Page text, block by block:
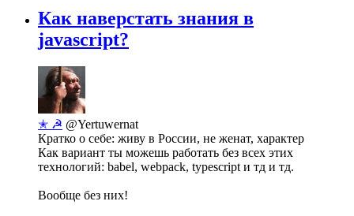
Как наверстать знания в
javascript?
✭ ☭ @Yertuwernat
Кратко о себе: живу в России, не женат, характер
Как вариант ты можешь работать без всех этих
технологий: babel, webpack, typescript и тд и тд.
Вообще без них!